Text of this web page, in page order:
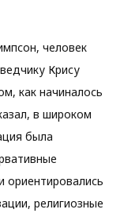
человек
Крису
как начиналось
в широком
была
ориентировались
религиозные